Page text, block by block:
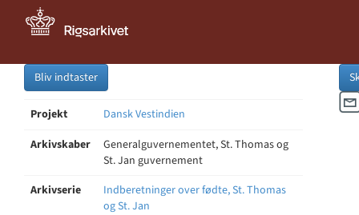
Bliv indtaster
Projekt
Dansk Vestindien
Arkivskaber
Generalguvernementet, St. Thomas og
St. Jan guvernement
Arkivserie
Indberetninger over fødte, St. Thomas
og St. Jan